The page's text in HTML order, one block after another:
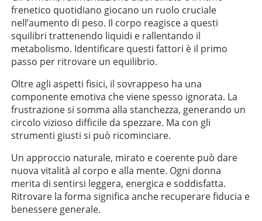
frenetico quotidiano giocano un ruolo cruciale
nell’aumento di peso. Il corpo reagisce a questi
squilibri trattenendo liquidi e rallentando il
metabolismo. Identificare questi fattori è il primo
passo per ritrovare un equilibrio.
Oltre agli aspetti fisici, il sovrappeso ha una
componente emotiva che viene spesso ignorata. La
frustrazione si somma alla stanchezza, generando un
circolo vizioso difficile da spezzare. Ma con gli
strumenti giusti si può ricominciare.
Un approccio naturale, mirato e coerente può dare
nuova vitalità al corpo e alla mente. Ogni donna
merita di sentirsi leggera, energica e soddisfatta.
Ritrovare la forma significa anche recuperare fiducia e
benessere generale.